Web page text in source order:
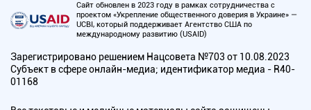
Сайт обновлен в 2023 году в рамках сотрудничества с
проектом «Укрепление общественного доверия в Украине» —
UCBI, который поддерживает Агентство США по
международному развитию (USAID)
Зарегистрировано решением Нацсовета №703 от 10.08.2023
Субъект в сфере онлайн-медиа; идентификатор медиа - R40-
01168